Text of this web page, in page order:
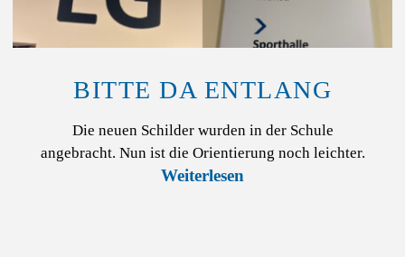
BITTE DA ENTLANG
Die neuen Schilder wurden in der Schule
angebracht. Nun ist die Orientierung noch leichter.